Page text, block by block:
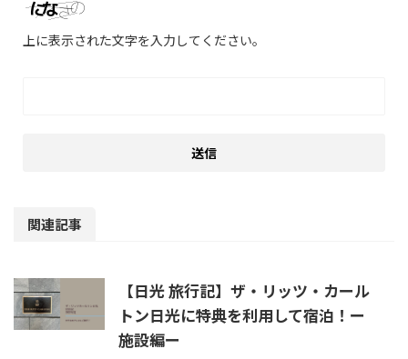
上に表示された文字を入力してください。
関連記事
【日光 旅行記】ザ・リッツ・カール
トン日光に特典を利用して宿泊！ー
施設編ー